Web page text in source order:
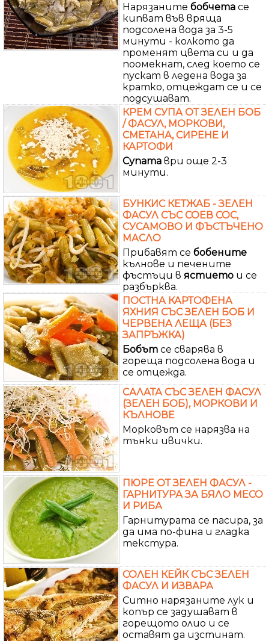
Нарязаните бобчета се
кипват във вряща
подсолена вода за 3-5
минути - колкото да
променят цвета си и да
поомекнат, след което се
пускат в ледена вода за
кратко, отцеждат се и се
подсушават.
КРЕМ СУПА ОТ ЗЕЛЕН БОБ
/ ФАСУЛ, МОРКОВИ,
СМЕТАНА, СИРЕНЕ И
КАРТОФИ
Супата ври още 2-3
минути.
БУНКИС КЕТЖАБ - ЗЕЛЕН
ФАСУЛ СЪС СОЕВ СОС,
СУСАМОВО И ФЪСТЪЧЕНО
МАСЛО
Прибавят се бобените
кълнове и печените
фъстъци в ястието и се
разбърква.
ПОСТНА КАРТОФЕНА
ЯХНИЯ СЪС ЗЕЛЕН БОБ И
ЧЕРВЕНА ЛЕЩА (БЕЗ
ЗАПРЪЖКА)
Бобът се сварява в
гореща подсолена вода и
се отцежда.
САЛАТА СЪС ЗЕЛЕН ФАСУЛ
(ЗЕЛЕН БОБ), МОРКОВИ И
КЪЛНОВЕ
Морковът се нарязва на
тънки ивички.
ПЮРЕ ОТ ЗЕЛЕН ФАСУЛ -
ГАРНИТУРА ЗА БЯЛО МЕСО
И РИБА
Гарнитурата се пасира, за
да има по-фина и гладка
текстура.
СОЛЕН КЕЙК СЪС ЗЕЛЕН
ФАСУЛ И ИЗВАРА
Ситно нарязаните лук и
копър се задушават в
горещото олио и се
оставят да изстинат.